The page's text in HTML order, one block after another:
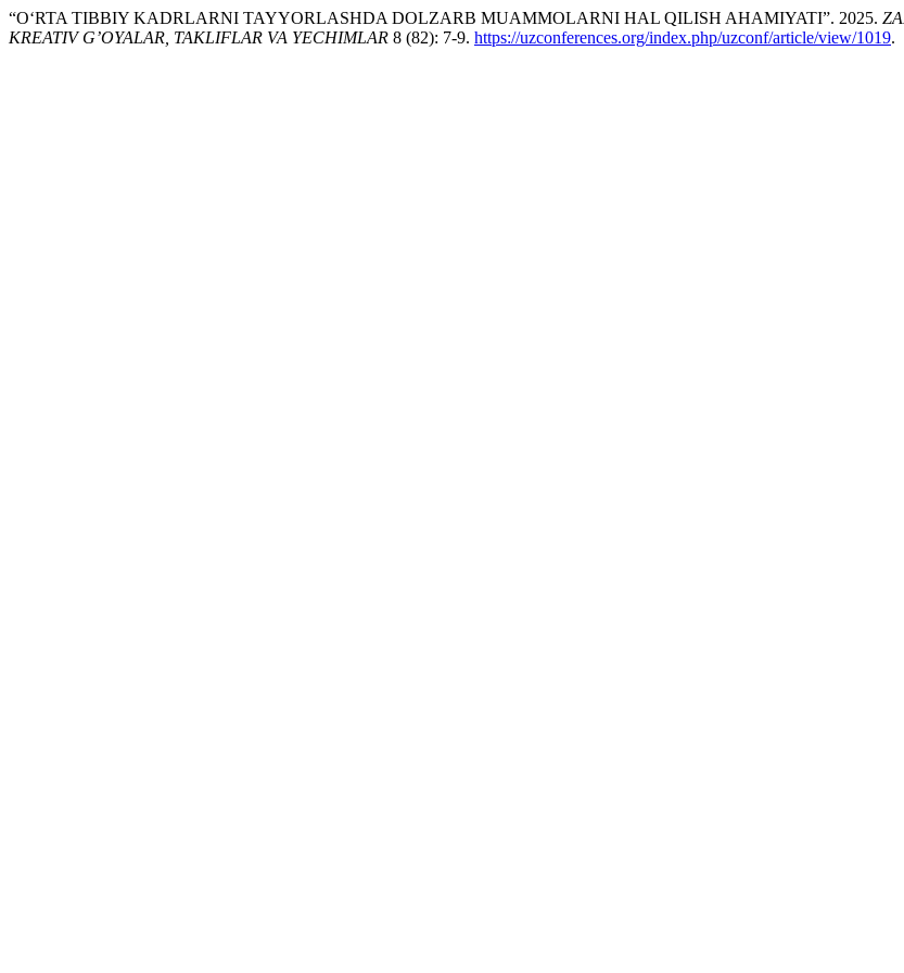
“O‘RTA TIBBIY KADRLARNI TAYYORLASHDA DOLZARB MUAMMOLARNI HAL QILISH AHAMIYATI”. 2025.
KREATIV G’OYALAR, TAKLIFLAR VA YECHIMLAR 8 (82): 7-9. https://uzconferences.org/index.php/uzconf/article/view/1019.